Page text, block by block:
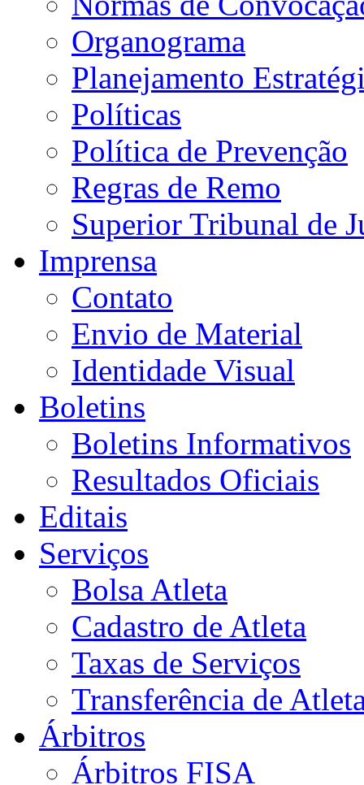
Organograma
Planejamento
Políticas
Política de Prevenção
Regras de Remo
Superior Tribunal de
Imprensa
Contato
Envio de Material
Identidade Visual
Boletins
Boletins Informativos
Resultados Oficiais
Editais
Serviços
Bolsa Atleta
Cadastro de Atleta
Taxas de Serviços
Transferência de
Árbitros
Árbitros FISA